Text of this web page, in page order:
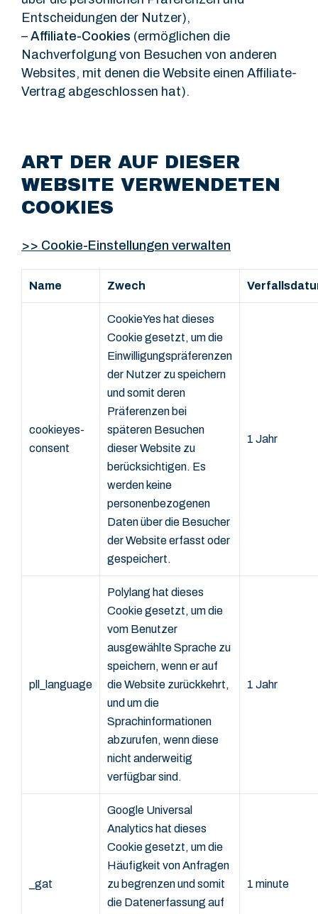
Entscheidungen der Nutzer),
– Affiliate-Cookies (ermöglichen die
Nachverfolgung von Besuchen von anderen
Websites, mit denen die Website einen Affiliate-
Vertrag abgeschlossen hat).
ART DER AUF DIESER
WEBSITE VERWENDETEN
COOKIES
>> Cookie-Einstellungen verwalten
Name Zwech
cookieyes-
consent
CookieYes hat dieses
Cookie gesetzt, um die
Einwilligungspräferenzen
der Nutzer zu speichern
und somit deren
Präferenzen bei
späteren Besuchen
dieser Website zu
berücksichtigen. Es
werden keine
personenbezogenen
Daten über die Besucher
der Website erfasst oder
gespeichert.
1 Jahr
pll_language
Polylang hat dieses
Cookie gesetzt, um die
vom Benutzer
ausgewählte Sprache zu
speichern, wenn er auf
die Website zurückkehrt,
und um die
Sprachinformationen
abzurufen, wenn diese
nicht anderweitig
verfügbar sind.
1 Jahr
_gat
Google Universal
Analytics hat dieses
Cookie gesetzt, um die
Häufigkeit von Anfragen
zu begrenzen und somit
die Datenerfassung auf
1 minute